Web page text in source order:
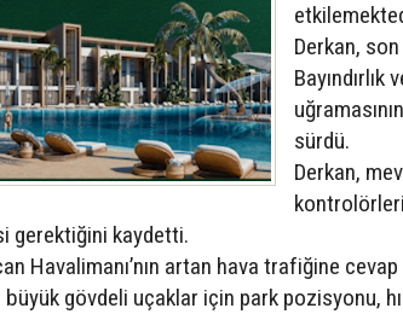
Derkan,
Bayındırlık
sürdü.
Derkan,
gerektiğini kaydetti.
Havalimanı’nın artan hava trafiğine
gövdeli uçaklar için park pozisyonu,